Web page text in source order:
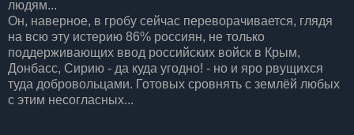
людям...
Он, наверное, в гробу сейчас переворачивается, глядя
на всю эту истерию 86% россиян, не только
поддерживающих ввод российских войск в Крым,
Донбасс, Сирию - да куда угодно! - но и яро рвущихся
туда добровольцами. Готовых сровнять с землёй любых
с этим несогласных...